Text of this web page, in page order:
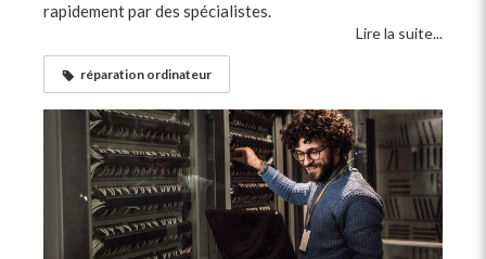
rapidement par des spécialistes.
Lire la suite...
réparation ordinateur